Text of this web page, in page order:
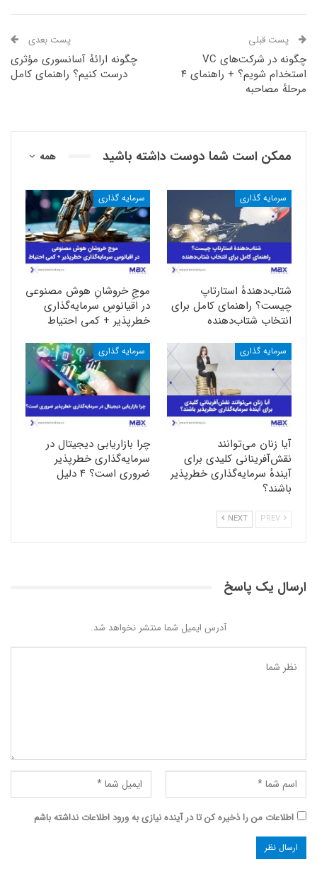
پست قبلی
چگونه در شرکت‌های VC
استخدام شویم؟ + راهنمای ۴
مرحلهٔ مصاحبه
پست بعدی
چگونه ارائهٔ آسانسوری مؤثری
درست کنیم؟ راهنمای کامل
همه ممکن است شما دوست داشته باشید
سرمایه گذاری
شتاب‌دهندهٔ استارتاپ
چیست؟ راهنمای کامل برای
انتخاب شتا‌ب‌دهنده
سرمایه گذاری
موجِ خروشانِ هوش مصنوعی
در اقیانوسِ سرمایه‌گذاری
خطرپذیر + کمی احتیاط
سرمایه گذاری
آیا زنان می‌توانند
نقش‌آفرینانی کلیدی برای
آیندهٔ سرمایه‌گذاری خطرپذیر
باشند؟
سرمایه گذاری
چرا بازاریابی دیجیتال در
سرمایه‌گذاری خطرپذیر
ضروری است؟ ۴ دلیل
NEXT
ارسال یک پاسخ
آدرس ایمیل شما منتشر نخواهد شد.
اطلاعات من را ذخیره کن تا در آینده نیازی به ورود اطلاعات نداشته باشم